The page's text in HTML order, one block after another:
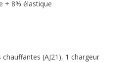
+ 8% élastique
(AJ21), 1 chargeur